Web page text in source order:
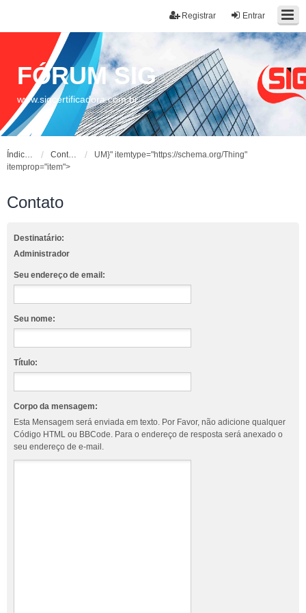
Entrar
Registrar
FÓRUM SIG
www.sigcertificadora.com.br
Índice do fórum Contato
UM}" itemtype="https://schema.org/Thing"
itemprop="item">
Contato
Destinatário:
Administrador
Seu endereço de email:
Seu nome:
Título:
Corpo da mensagem:
Esta Mensagem será enviada em texto. Por Favor, não adicione qualquer
Código HTML ou BBCode. Para o endereço de resposta será anexado o
seu endereço de e-mail.